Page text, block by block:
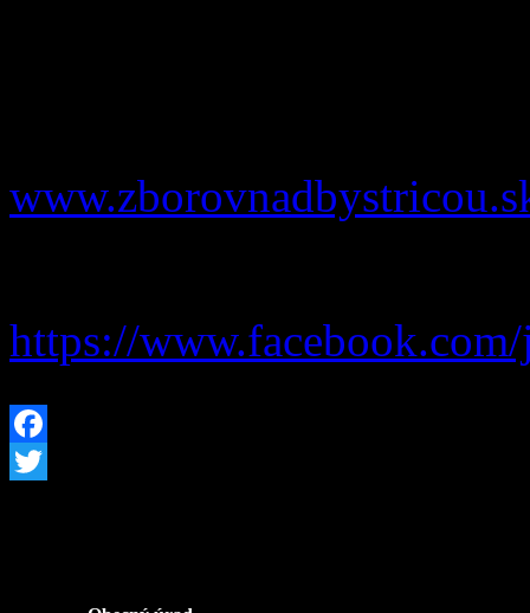
https://www.facebook.c
Facebook